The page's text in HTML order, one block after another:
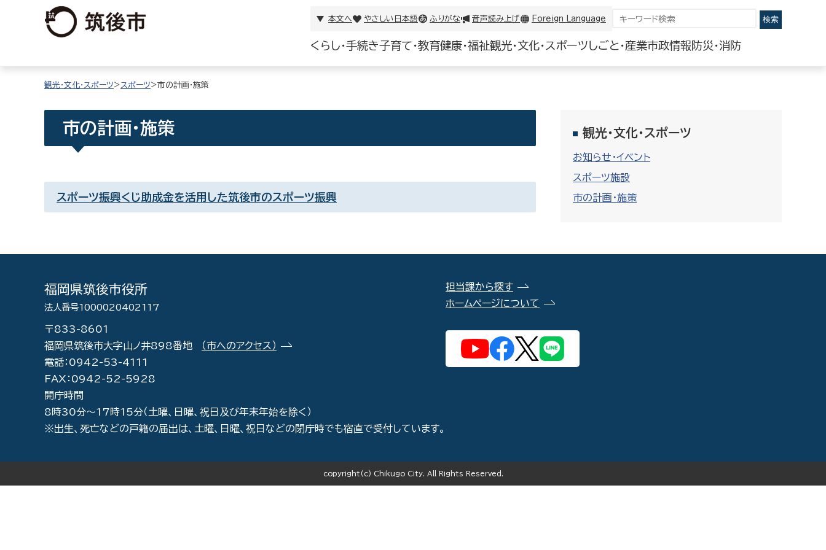
本文へ やさしい日本語 ふりがな 音声読み上げ Foreign Language
くらし・手続き子育て・教育健康・福祉観光・文化・スポーツしごと・産業市政情報 防災・消防
観光・文化・スポーツ>スポーツ>市の計画・施策
観光・文化・スポーツ
お知らせ・イベント
スポーツ施設
市の計画・施策
市の計画・施策
スポーツ振興くじ助成金を活用した筑後市のスポーツ振興
福岡県筑後市役所
法人番号1000020402117
〒833-8601
福岡県筑後市大字山ノ井898番地
（市へのアクセス）
電話：0942-53-4111
FAX：0942-52-5928
開庁時間
8時30分～17時15分（土曜、日曜、祝日及び年末年始を除く）
※出生、死亡などの戸籍の届出は、土曜、日曜、祝日などの閉庁時でも宿直で受付しています。
担当課から探す
ホームページについて
copyright(c) Chikugo City. All Rights Reserved.